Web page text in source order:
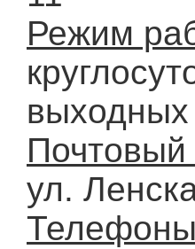
Режим
выходных
Почтовый
ул.
Телефоны